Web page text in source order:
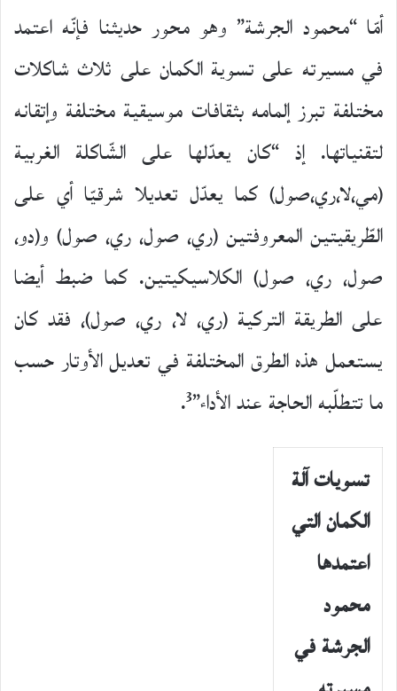
أمّا “محمود الجرشة” وهو محور حديثنا فإنّه اعتمد
في مسيرته على تسوية الكمان على ثلاث شاكلات
مختلفة تبرز إلمامه بثقافات موسيقية مختلفة وإتقانه
لتقنياتها. إذ “كان يعدّلها على الشّاكلة الغربية
(مي،لا،ري،صول) كما يعدّل تعديلا شرقيّا أي على
الطّريقيتين المعروفتين (ري، صول، ري، صول) و(دو،
صول، ري، صول) الكلاسيكيتين. كما ضبط أيضا
على الطريقة التركية (ري، لا، ري، صول)، فقد كان
يستعمل هذه الطرق المختلفة في تعديل الأوتار حسب
ما تتطلّبه الحاجة عند الأداء”3
.
تسويات آلة
الكمان التي
اعتمدها
محمود
الجرشة في